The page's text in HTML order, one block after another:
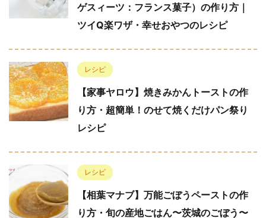
ゲスィーツ：フランス菓子）の作り方｜
ツイQ楽ワザ・幸せおやつのレシピ
レシピ
【家事ヤロウ】焼きみかんトーストの作
り方・超簡単！のせて焼くだけパン祭り
レシピ
レシピ
【相葉マナブ】万能ごぼうペーストの作
り方・旬の産地ごはん〜茨城のごぼう〜